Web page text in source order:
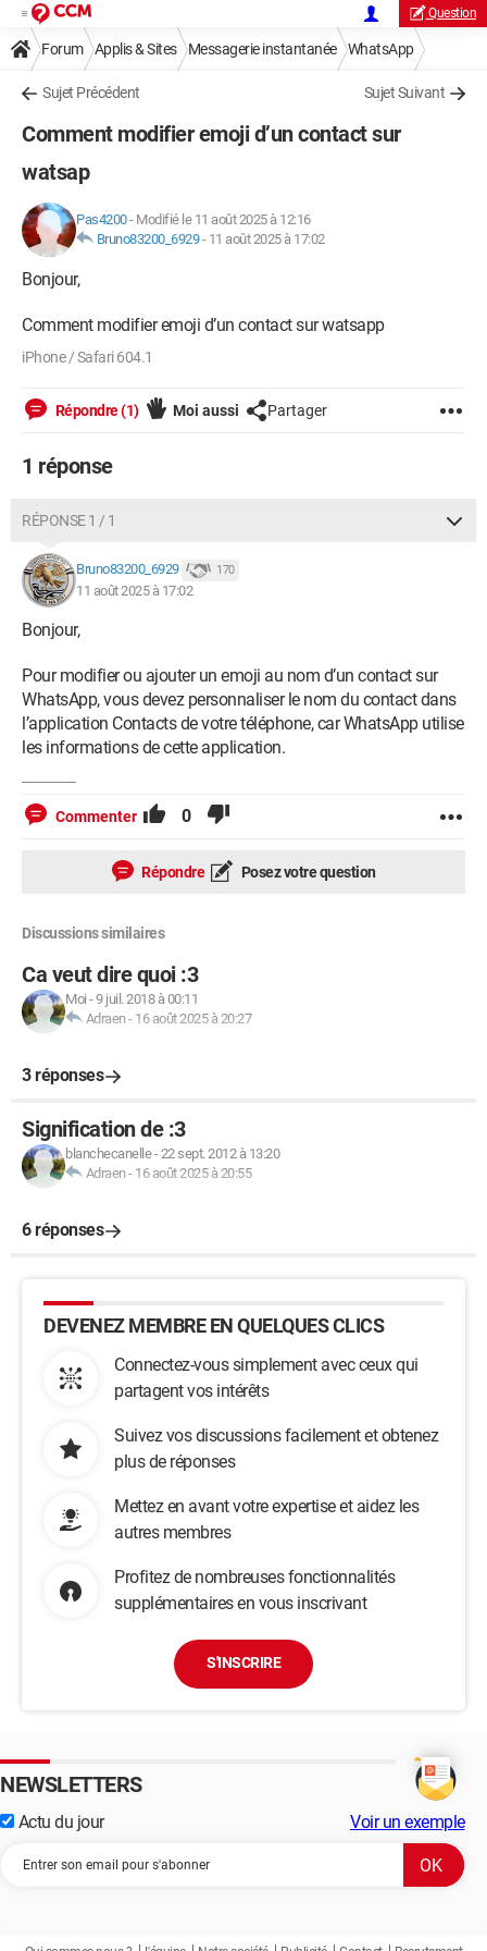
Question
Forum Applis & Sites Messagerie instantanée WhatsApp
Sujet Précédent Sujet Suivant
Comment modifier emoji d’un contact sur
watsap
Pas4200- Modifié le 11 août 2025 à 12:16
Bruno83200_6929- 11 août 2025 à 17:02
Bonjour,
Comment modifier emoji d’un contact sur watsapp
iPhone / Safari 604.1
Répondre (1) Moi aussi Partager
1 réponse
RÉPONSE 1 / 1
Bruno83200_6929 170
11 août 2025 à 17:02
Bonjour,
Pour modifier ou ajouter un emoji au nom d’un contact sur
WhatsApp, vous devez personnaliser le nom du contact dans
l’application Contacts de votre téléphone, car WhatsApp utilise
les informations de cette application.
Commenter 0
Répondre Posez votre question
Discussions similaires
Ca veut dire quoi :3
Moi -9 juil. 2018 à 00:11
Adraen- 16 août 2025 à 20:27
3 réponses
Signification de :3
blanchecanelle-22 sept. 2012 à 13:20
Adraen- 16 août 2025 à 20:55
6 réponses
DEVENEZ MEMBRE EN QUELQUES CLICS
Connectez-vous simplement avec ceux qui
partagent vos intérêts
Suivez vos discussions facilement et obtenez
plus de réponses
Mettez en avant votre expertise et aidez les
autres membres
Profitez de nombreuses fonctionnalités
supplémentaires en vous inscrivant
S'INSCRIRE
NEWSLETTERS
Actu du jour Voir un exemple